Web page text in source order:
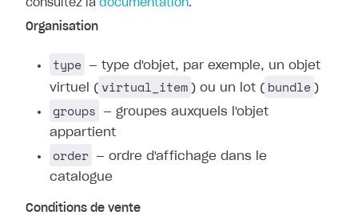
consultez la documentation.
Organisation
type
— type d'objet, par exemple, un objet
virtuel ( virtual_item ) ou un lot ( bundle )
groups
— groupes auxquels l'objet
appartient
order
— ordre d'affichage dans le
catalogue
Conditions de vente